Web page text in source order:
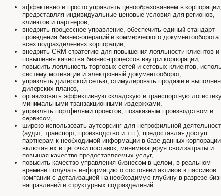
эффективно и просто управлять ценообразованием в корпорации,
предоставляя индивидуальные ценовые условия для регионов,
клиентов и партнеров,
внедрить процессное управление, обеспечить единый стандарт
проведения бизнес-операций и коммерческого документооборота
всех подразделениях корпорации,
внедрить CRM-стратегию для повышения лояльности клиентов и
повышения качества бизнес-процессов внутри корпорации,
повысить лояльность торговых сетей и сетевых клиентов,
систему мотивации и электронный документооборот,
управлять дилерской сетью, стимулировать продажи и
дилерских планов,
организовать эффективную складскую и транспортную
минимальными транзакционными издержками,
управлять портфелями проектов, позаказным производством и
сервисом,
широко использовать аутсорсинг для непрофильной
(аудит, транспорт, производство и т.п.), предоставляя доступ
партнерам к необходимой информации в базе данных
включая их в цепочки поставок, минимизацируя свои затраты и
повышая качество предоставляемых услуг,
повысить качество управления бизнесом в целом, в реальном
времени получать информацию о состоянии активов и пассивов
компании с детализацией на необходимую глубину в разрезе
направлений и структурных подразделений.